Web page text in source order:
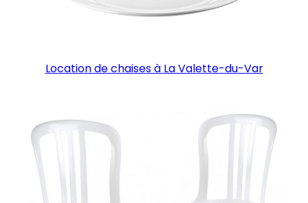
Location de chaises à La Valette-du-Var